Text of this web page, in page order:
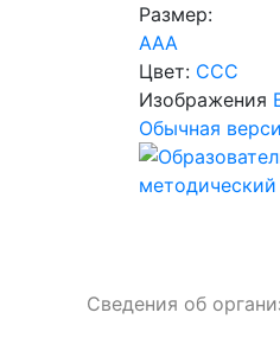
Размер:
AAA
Цвет: CCC
Изображения
Обычная
Сведения об